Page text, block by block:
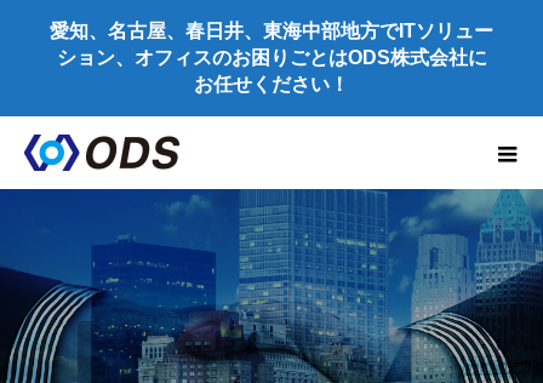
愛知、名古屋、春日井、東海中部地方でITソリュー
ション、オフィスのお困りごとはODS株式会社に
お任せください！